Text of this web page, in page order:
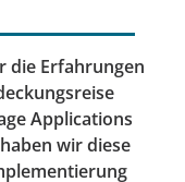
die Erfahrungen
Applications
wir diese